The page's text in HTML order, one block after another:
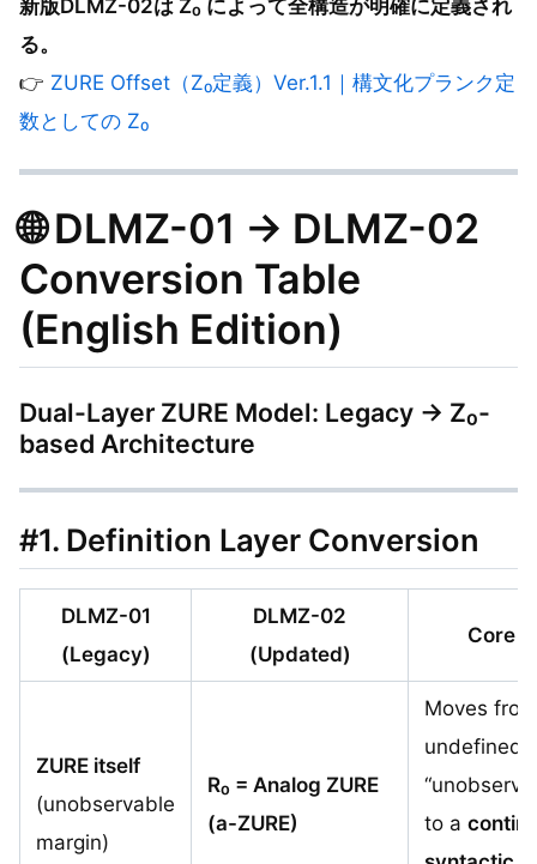
新版DLMZ-02は Z₀ によって全構造が明確に定義され
る。
👉 ZURE Offset（Z₀定義）Ver.1.1｜構文化プランク定
数としての Z₀
🌐DLMZ-01 → DLMZ-02
Conversion Table
(English Edition)
Dual-Layer ZURE Model: Legacy → Z₀-
based Architecture
#1. Definition Layer Conversion
DLMZ-01
(Legacy)
DLMZ-02
(Updated)
Core
ZURE itself
(unobservable
margin)
R₀ = Analog ZURE
(a-ZURE)
Moves
undefined
to a